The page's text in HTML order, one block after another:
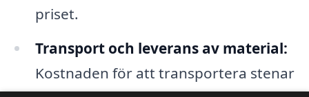
priset.
Transport och leverans av material:
Kostnaden för att transportera stenar